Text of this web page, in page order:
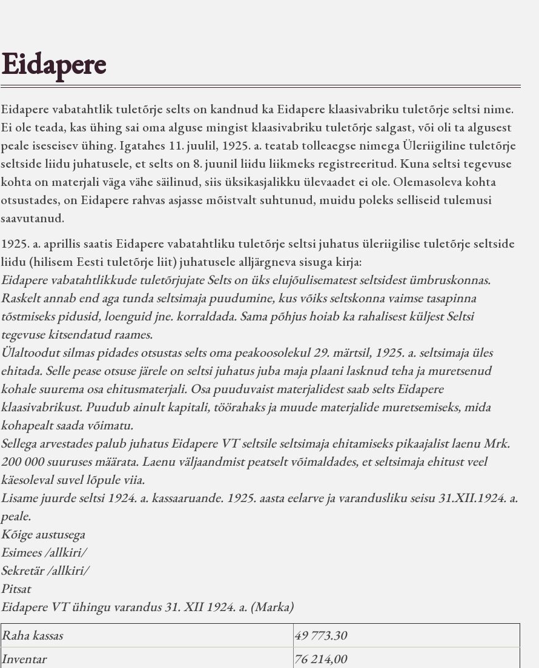
Eidapere
Eidapere vabatahtlik tuletõrje selts on kandnud ka Eidapere klaasivabriku tuletõrje seltsi nime.
Ei ole teada, kas ühing sai oma alguse mingist klaasivabriku tuletõrje salgast, või oli ta algusest
peale iseseisev ühing. Igatahes 11. juulil, 1925. a. teatab tolleaegse nimega Üleriigiline tuletõrje
seltside liidu juhatusele, et selts on 8. juunil liidu liikmeks registreeritud. Kuna seltsi tegevuse
kohta on materjali väga vähe säilinud, siis üksikasjalikku ülevaadet ei ole. Olemasoleva kohta
otsustades, on Eidapere rahvas asjasse mõistvalt suhtunud, muidu poleks selliseid tulemusi
saavutanud.
1925. a. aprillis saatis Eidapere vabatahtliku tuletõrje seltsi juhatus üleriigilise tuletõrje seltside
liidu (hilisem Eesti tuletõrje liit) juhatusele alljärgneva sisuga kirja:
Eidapere vabatahtlikkude tuletõrjujate Selts on üks elujõulisematest seltsidest ümbruskonnas.
Raskelt annab end aga tunda seltsimaja puudumine, kus võiks seltskonna vaimse tasapinna
tõstmiseks pidusid, loenguid jne. korraldada. Sama põhjus hoiab ka rahalisest küljest Seltsi
tegevuse kitsendatud raames.
Ülaltoodut silmas pidades otsustas selts oma peakoosolekul 29. märtsil, 1925. a. seltsimaja üles
ehitada. Selle pease otsuse järele on seltsi juhatus juba maja plaani lasknud teha ja muretsenud
kohale suurema osa ehitusmaterjali. Osa puuduvaist materjalidest saab selts Eidapere
klaasivabrikust. Puudub ainult kapitali, töörahaks ja muude materjalide muretsemiseks, mida
kohapealt saada võimatu.
Sellega arvestades palub juhatus Eidapere VT seltsile seltsimaja ehitamiseks pikaajalist laenu Mrk.
200 000 suuruses määrata. Laenu väljaandmist peatselt võimaldades, et seltsimaja ehitust veel
käesoleval suvel lõpule viia.
Lisame juurde seltsi 1924. a. kassaaruande. 1925. aasta eelarve ja varandusliku seisu 31.XII.1924. a.
peale.
Kõige austusega
Esimees /allkiri/
Sekretär /allkiri/
Pitsat
Eidapere VT ühingu varandus 31. XII 1924. a. (Marka)
Raha kassas
49 773.30
Inventar
76 214,00